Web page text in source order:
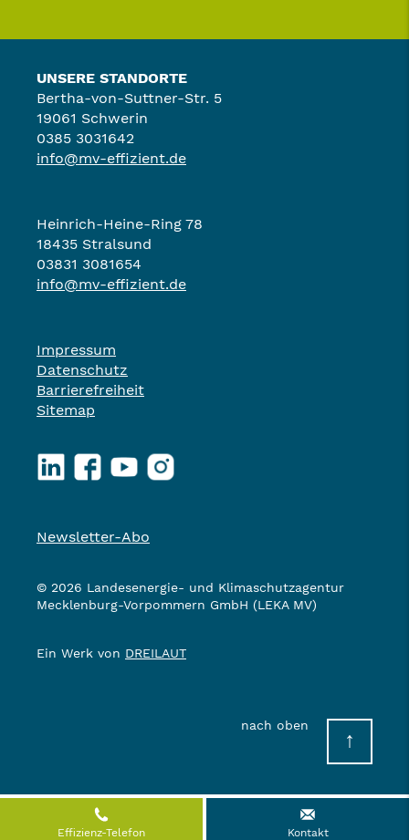
UNSERE STANDORTE
Bertha-von-Suttner-Str. 5
19061 Schwerin
0385 3031642
info@mv-effizient.de
Heinrich-Heine-Ring 78
18435 Stralsund
03831 3081654
info@mv-effizient.de
Impressum
Datenschutz
Barrierefreiheit
Sitemap
LinkedInFacebookYouTubeInstagram
Newsletter-Abo
© 2026 Landesenergie- und Klimaschutzagentur
Mecklenburg-Vorpommern GmbH (LEKA MV)
Ein Werk von DREILAUT
nach oben
↑
Effizienz-Telefon Kontakt